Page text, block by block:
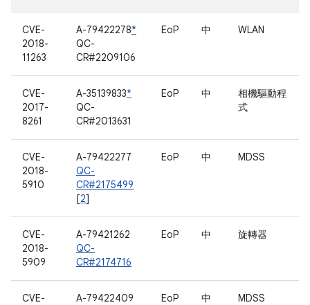
CVE-
2018-
11263
A-79422278*
QC-
CR#2209106
EoP 中 WLAN
CVE-
2017-
8261
A-35139833*
QC-
CR#2013631
EoP 中
相機驅動程
式
CVE-
2018-
5910
A-79422277
QC-
CR#2175499
[2]
EoP 中 MDSS
CVE-
2018-
5909
A-79421262
QC-
CR#2174716
EoP 中 旋轉器
CVE-
A-79422409
EoP 中 MDSS